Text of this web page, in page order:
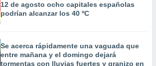
12 de agosto ocho capitales españolas
podrían alcanzar los 40 ºC
Se acerca rápidamente una vaguada que
entre mañana y el domingo dejará
tormentas con lluvias fuertes y granizo en